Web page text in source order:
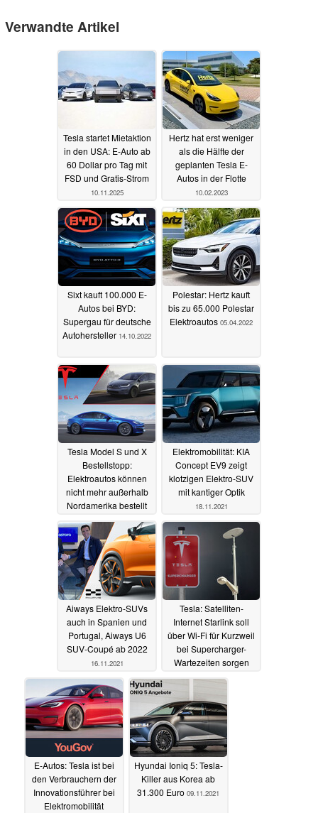
Verwandte Artikel
Tesla startet Mietaktion
in den USA: E-Auto ab
60 Dollar pro Tag mit
FSD und Gratis-Strom
10.11.2025
Hertz hat erst weniger
als die Hälfte der
geplanten Tesla E-
Autos in der Flotte
10.02.2023
Sixt kauft 100.000 E-
Autos bei BYD:
Supergau für deutsche
Autohersteller 14.10.2022
Polestar: Hertz kauft
bis zu 65.000 Polestar
Elektroautos 05.04.2022
Tesla Model S und X
Bestellstopp:
Elektroautos können
nicht mehr außerhalb
Nordamerika bestellt
werden13.12.2021
Elektromobilität: KIA
Concept EV9 zeigt
klotzigen Elektro-SUV
mit kantiger Optik
18.11.2021
Aiways Elektro-SUVs
auch in Spanien und
Portugal, Aiways U6
SUV-Coupé ab 2022
16.11.2021
Tesla: Satelliten-
Internet Starlink soll
über Wi-Fi für Kurzweil
bei Supercharger-
Wartezeiten sorgen
15.11.2021
E-Autos: Tesla ist bei
den Verbrauchern der
Innovationsführer bei
Elektromobilität
Hyundai Ioniq 5: Tesla-
Killer aus Korea ab
31.300 Euro 09.11.2021